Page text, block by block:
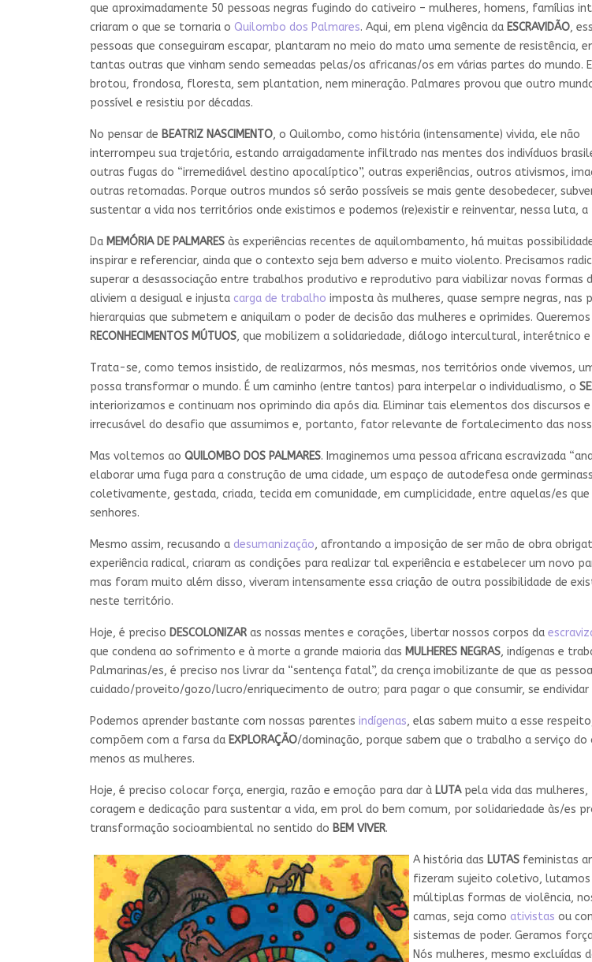
que aproximadamente 50 pessoas negras fugindo do cativeiro – mulheres, homens, famílias
criaram o que se tornaria o Quilombo dos Palmares. Aqui, em plena vigência da ESCRAVIDÃO,
pessoas que conseguiram escapar, plantaram no meio do mato uma semente de resistência,
tantas outras que vinham sendo semeadas pelas/os africanas/os em várias partes do mundo.
brotou, frondosa, floresta, sem plantation, nem mineração. Palmares provou que outro
possível e resistiu por décadas.
No pensar de BEATRIZ NASCIMENTO, o Quilombo, como história (intensamente) vivida, ele não
interrompeu sua trajetória, estando arraigadamente infiltrado nas mentes dos indivíduos
outras fugas do “irremediável destino apocalíptico”, outras experiências, outros ativismos,
outras retomadas. Porque outros mundos só serão possíveis se mais gente desobedecer,
sustentar a vida nos territórios onde existimos e podemos (re)existir e reinventar, nessa luta, a
Da MEMÓRIA DE PALMARES às experiências recentes de aquilombamento, há muitas
inspirar e referenciar, ainda que o contexto seja bem adverso e muito violento. Precisamos
superar a desassociação entre trabalhos produtivo e reprodutivo para viabilizar novas formas
aliviem a desigual e injusta carga de trabalho imposta às mulheres, quase sempre negras,
hierarquias que submetem e aniquilam o poder de decisão das mulheres e oprimides.
RECONHECIMENTOS MÚTUOS, que mobilizem a solidariedade, diálogo intercultural, interétnico
Trata-se, como temos insistido, de realizarmos, nós mesmas, nos territórios onde vivemos,
possa transformar o mundo. É um caminho (entre tantos) para interpelar o individualismo, o
interiorizamos e continuam nos oprimindo dia após dia. Eliminar tais elementos dos
irrecusável do desafio que assumimos e, portanto, fator relevante de fortalecimento das
Mas voltemos ao QUILOMBO DOS PALMARES. Imaginemos uma pessoa africana escravizada
elaborar uma fuga para a construção de uma cidade, um espaço de autodefesa onde
coletivamente, gestada, criada, tecida em comunidade, em cumplicidade, entre aquelas/es
senhores.
Mesmo assim, recusando a desumanização, afrontando a imposição de ser mão de obra
experiência radical, criaram as condições para realizar tal experiência e estabelecer um novo
mas foram muito além disso, viveram intensamente essa criação de outra possibilidade de
neste território.
Hoje, é preciso DESCOLONIZAR as nossas mentes e corações, libertar nossos corpos da
que condena ao sofrimento e à morte a grande maioria das MULHERES NEGRAS, indígenas e
Palmarinas/es, é preciso nos livrar da “sentença fatal”, da crença imobilizante de que as
cuidado/proveito/gozo/lucro/enriquecimento de outro; para pagar o que consumir, se endividar
Podemos aprender bastante com nossas parentes indígenas, elas sabem muito a esse
compõem com a farsa da EXPLORAÇÃO/dominação, porque sabem que o trabalho a serviço
menos as mulheres.
Hoje, é preciso colocar força, energia, razão e emoção para dar à LUTApela vida das
coragem e dedicação para sustentar a vida, em prol do bem comum, por solidariedade às/es
transformação socioambiental no sentido do BEM VIVER.
A história das LUTAS feministas
fizeram sujeito coletivo, lutamos
múltiplas formas de violência,
camas, seja como ativistas ou
sistemas de poder. Geramos
Nós mulheres, mesmo excluídas